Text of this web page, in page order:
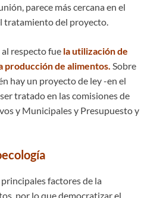
parece más cercana en el
tratamiento del proyecto.
respecto fue la utilización de
producción de alimentos. Sobre
hay un proyecto de ley -en el
tratado en las comisiones de
y Municipales y Presupuesto y
factores de la
por lo que democratizar el